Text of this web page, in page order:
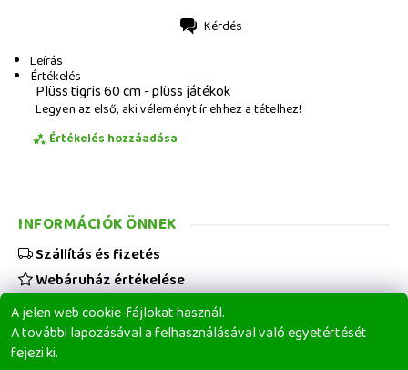
Kérdés
Leírás
Értékelés
Plüss tigris 60 cm - plüss játékok
Legyen az első, aki véleményt ír ehhez a tételhez!
Értékelés hozzáadása
A jelen web cookie-fájlokat használ.
A további lapozásával a felhasználásával való egyetértését
fejezi ki.
INFORMÁCIÓK ÖNNEK
Szállítás és fizetés
Webáruház értékelése
Viszonteladóknak
Üzleti feltételek
Elérhetőségeink